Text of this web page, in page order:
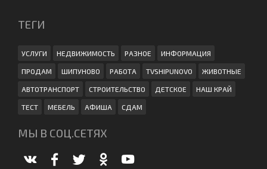
ТЕГИ
УСЛУГИ НЕДВИЖИМОСТЬ РАЗНОЕ ИНФОРМАЦИЯ
ПРОДАМ ШИПУНОВО РАБОТА TVSHIPUNOVO ЖИВОТНЫЕ
АВТОТРАНСПОРТ СТРОИТЕЛЬСТВО ДЕТСКОЕ НАШ КРАЙ
ТЕСТ МЕБЕЛЬ АФИША СДАМ
МЫ В СОЦ.СЕТЯХ